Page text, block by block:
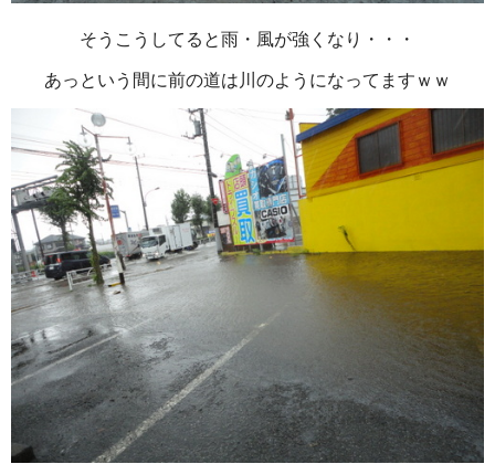
そうこうしてると雨・風が強くなり・・・
あっという間に前の道は川のようになってますｗｗ